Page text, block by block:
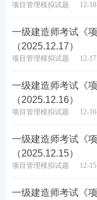
措施
开始！加油，一建
☟☟ 下方扫
项目管理模拟试题 12-18
一级建造师考试《
（2025.12.17）
项目管理模拟试题 12-17
一级建造师考试《
（2025.12.16）
项目管理模拟试题 12-16
一级建造师考试《
（2025.12.15）
项目管理模拟试题 12-15
一级建造师考试《